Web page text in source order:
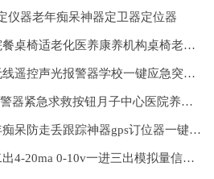
仪器老年痴呆神器定卫器定位器
包邮定制养老院敬老院餐桌椅适老化医养康养机构桌椅老年公寓家具
工厂冷库加油站远程无线遥控声光报警器学校一键应急突发紧急呼叫
酒店呼叫器SOS无线报警器紧急求救按钮月子中心医院养老院LORA远距离呼叫系统餐厅工厂餐饮呼叫器医护呼叫器
老人定位电话手环老年痴呆防走丢跟踪神器gps订位器一键报警手表
安东信号隔离器一进二出4-20ma 0-10v一进三出模拟量信号隔离器